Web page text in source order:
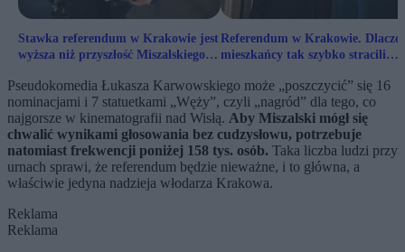
Stawka referendum w Krakowie jest
wyższa niż przyszłość Miszalskiego.
Referendum w Krakowie.
mieszkańcy tak szybko stracili
Pseudokomedia Łukasza Karwowskiego może „poszczycić” się 16
nominacjami i 7 statuetkami „Węży”, czyli „nagród” dla tego, co
najgorsze w kinematografii nad Wisłą. Aby Miszalski mógł się
chwalić wynikami głosowania bez cudzysłowu, potrzebuje
natomiast frekwencji poniżej 158 tys. osób. Taka liczba ludzi przy
urnach sprawi, że referendum będzie nieważne, i to główna, a
właściwie jedyna nadzieja włodarza Krakowa.
Reklama
Reklama